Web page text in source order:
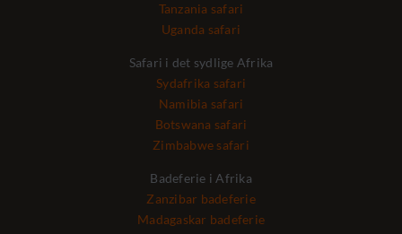
Tanzania safari
Uganda safari
Safari i det sydlige Afrika
Sydafrika safari
Namibia safari
Botswana safari
Zimbabwe safari
Badeferie i Afrika
Zanzibar badeferie
Madagaskar badeferie